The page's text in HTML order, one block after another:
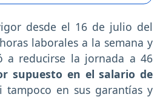
desde el 16 de julio del
laborales a la semana y
a reducirse la jornada a 46
supuesto en el salario de
tampoco en sus garantías y